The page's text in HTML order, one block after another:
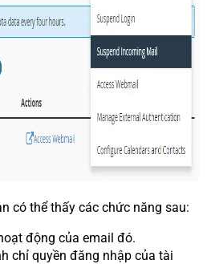
có thể thấy các chức năng sau:
động của email đó.
chỉ quyền đăng nhập của tài